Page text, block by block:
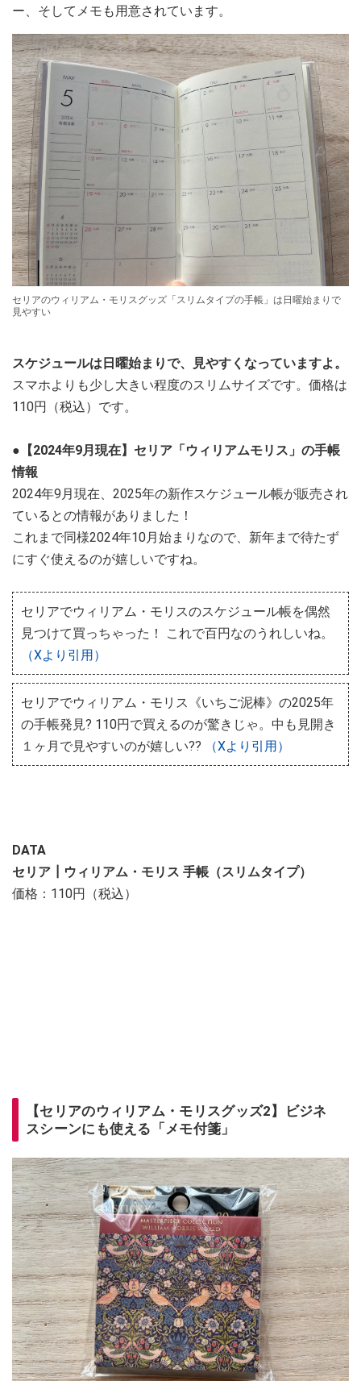
ー、そしてメモも用意されています。
セリアのウィリアム・モリスグッズ「スリムタイプの手帳」は日曜始まりで
見やすい
スケジュールは日曜始まりで、見やすくなっていますよ。
スマホよりも少し大きい程度のスリムサイズです。価格は
110円（税込）です。
●【2024年9月現在】セリア「ウィリアムモリス」の手帳
情報
2024年9月現在、2025年の新作スケジュール帳が販売され
ているとの情報がありました！
これまで同様2024年10月始まりなので、新年まで待たず
にすぐ使えるのが嬉しいですね。
セリアでウィリアム・モリスのスケジュール帳を偶然
見つけて買っちゃった！ これで百円なのうれしいね。
（Xより引用）
セリアでウィリアム・モリス《いちご泥棒》の2025年
の手帳発見? 110円で買えるのが驚きじゃ。中も見開き
１ヶ月で見やすいのが嬉しい??
（Xより引用）
DATA
セリア┃ウィリアム・モリス 手帳（スリムタイプ）
価格：110円（税込）
【セリアのウィリアム・モリスグッズ2】ビジネ
スシーンにも使える「メモ付箋」